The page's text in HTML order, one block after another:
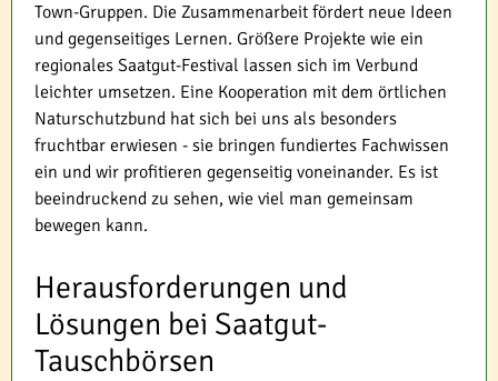
Town-Gruppen. Die Zusammenarbeit fördert neue Ideen
und gegenseitiges Lernen. Größere Projekte wie ein
regionales Saatgut-Festival lassen sich im Verbund
leichter umsetzen. Eine Kooperation mit dem örtlichen
Naturschutzbund hat sich bei uns als besonders
fruchtbar erwiesen - sie bringen fundiertes Fachwissen
ein und wir profitieren gegenseitig voneinander. Es ist
beeindruckend zu sehen, wie viel man gemeinsam
bewegen kann.
Herausforderungen und
Lösungen bei Saatgut-
Tauschbörsen